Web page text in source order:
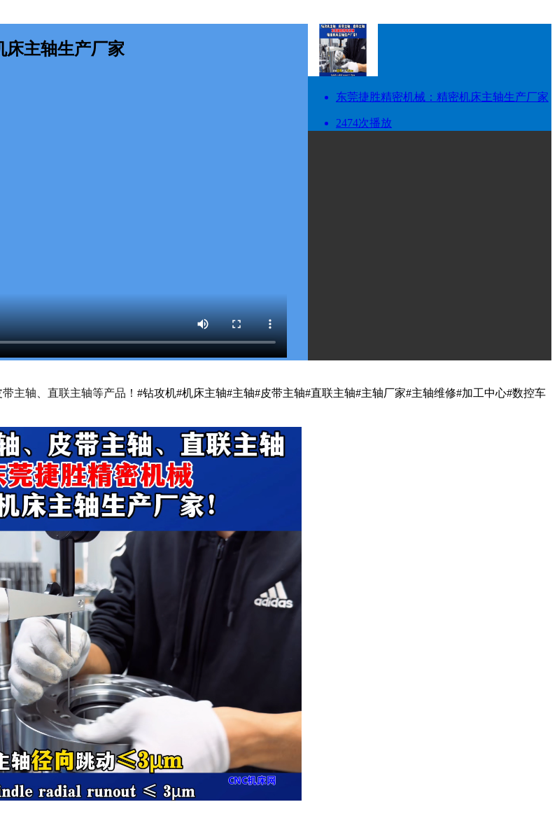
床主轴生产厂家
东莞捷胜精密机械：精密机床主轴生产厂家
2474次播放
主轴、直联主轴等产品！ #钻攻机#机床主轴#主轴#皮带主轴#直联主轴#主轴厂家#主轴维修#加工中心#数控车